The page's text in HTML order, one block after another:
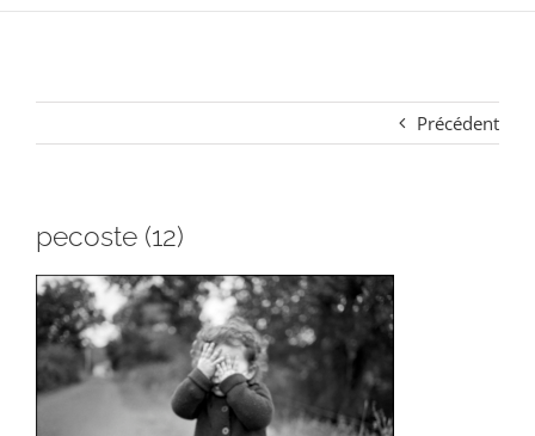
Précédent
pecoste (12)